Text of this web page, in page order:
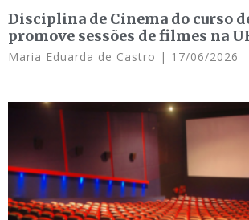
Disciplina de Cinema do curso
promove sessões de filmes na
Maria Eduarda de Castro 17/06/2026